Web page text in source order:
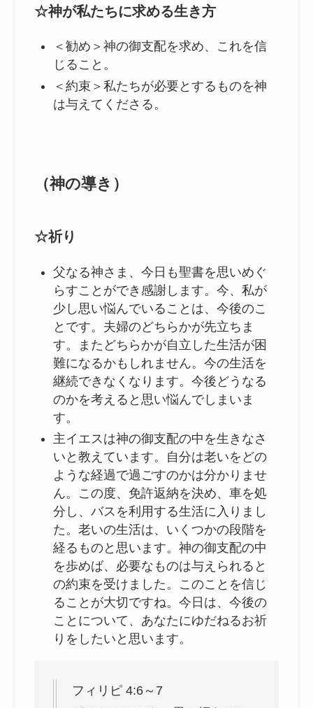
☆神が私たちに求める生き方
＜勧め＞神の御支配を求め、これを信
じること。
＜約束＞私たちが必要とするものを神
は与えてくださる。
（神の導き）
☆祈り
父なる神さま、今日も聖書を思いめぐ
らすことができ感謝します。今、私が
少し思い悩んでいることは、今後のこ
とです。夫婦のどちらかが先立ちま
す。またどちらかが自立した生活が困
難になるかもしれません。今の生活を
継続できなくなります。今後どうなる
のかを考えると思い悩んでしまいま
す。
主イエスは神の御支配の中を生きなさ
いと教えています。自分は老いをどの
ような経過で過ごすのかは分かりませ
ん。この度、免許返納を決め、車を処
分し、バスを利用する生活に入りまし
た。老いの生活は、いくつかの段階を
経るものと思います。神の御支配の中
を歩めば、必要なものは与えられると
の約束を受けました。このことを信じ
ることが大切ですね。今日は、今後の
ことについて、あなたにゆだねるお祈
りをしたいと思います。
フィリピ 4:6～7